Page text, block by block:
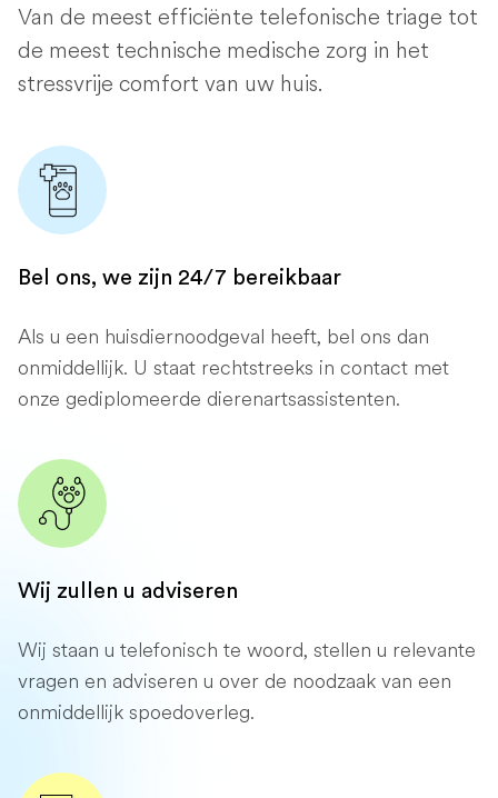
Van de meest efficiënte telefonische triage tot
de meest technische medische zorg in het
stressvrije comfort van uw huis.
Bel ons, we zijn 24/7 bereikbaar
Als u een huisdiernoodgeval heeft, bel ons dan
onmiddellijk. U staat rechtstreeks in contact met
onze gediplomeerde dierenartsassistenten.
Wij zullen u adviseren
Wij staan ​​u telefonisch te woord, stellen u relevante
vragen en adviseren u over de noodzaak van een
onmiddellijk spoedoverleg.